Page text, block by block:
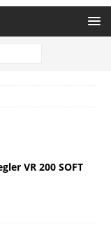
VR 200 SOFT